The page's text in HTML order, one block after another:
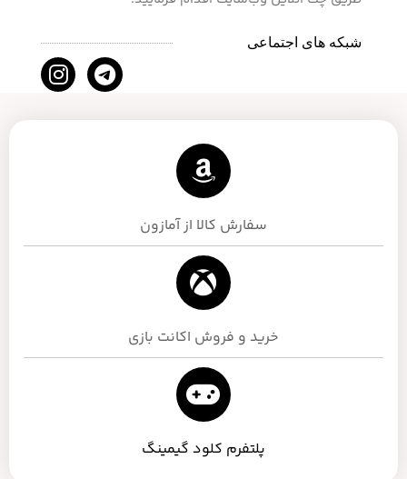
فروشگاه ویپاک از سال 1396 فعالیت خود را در زمینه فروش
محصولات گیمینگ و کنسول های بازی شروع نموده و سپس
در سال 1400 برای گسترده تر کردن خدمات خود فروش انواع
بازی ها و خدمات خرید درون بازی را نیز به مجموعه خود اضافه
تا اطلاع ثانوی، لطفاً جهت ارتباط با واحد پشتیبانی، از
طریق چت آنلاین وب‌سایت اقدام فرمایید.
سفارش کالا از آمازون